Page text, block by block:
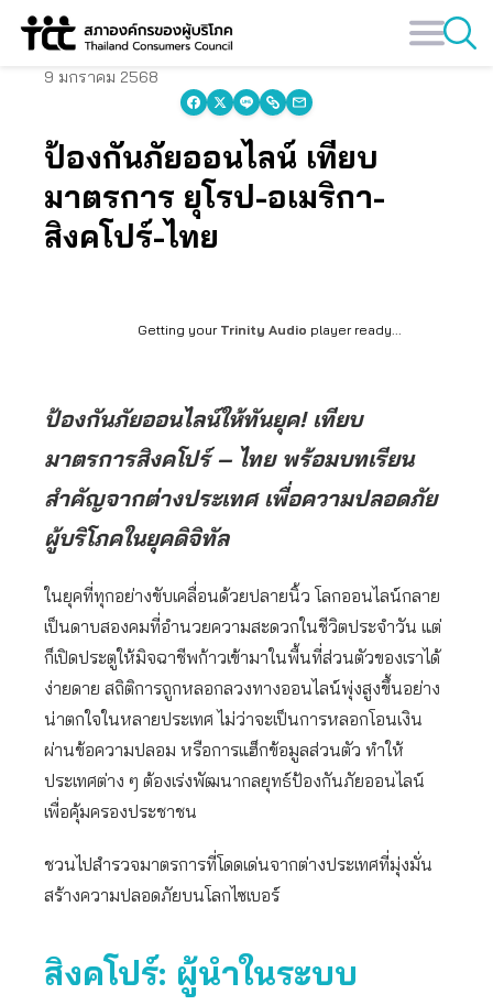
Skip
9 มกราคม 2568
ป้องกันภัยออนไลน์ เทียบ
มาตรการ ยุโรป-อเมริกา-
สิงคโปร์-ไทย
Getting your Trinity Audio player ready...
ป้องกันภัยออนไลน์ให้ทันยุค! เทียบ
มาตรการสิงคโปร์ – ไทย พร้อมบทเรียน
สำคัญจากต่างประเทศ เพื่อความปลอดภัย
ผู้บริโภคในยุคดิจิทัล
ในยุคที่ทุกอย่างขับเคลื่อนด้วยปลายนิ้ว โลกออนไลน์กลาย
เป็นดาบสองคมที่อำนวยความสะดวกในชีวิตประจำวัน แต่
ก็เปิดประตูให้มิจฉาชีพก้าวเข้ามาในพื้นที่ส่วนตัวของเราได้
ง่ายดาย สถิติการถูกหลอกลวงทางออนไลน์พุ่งสูงขึ้นอย่าง
น่าตกใจในหลายประเทศ ไม่ว่าจะเป็นการหลอกโอนเงิน
ผ่านข้อความปลอม หรือการแฮ็กข้อมูลส่วนตัว ทำให้
ประเทศต่าง ๆ ต้องเร่งพัฒนากลยุทธ์ป้องกันภัยออนไลน์
เพื่อคุ้มครองประชาชน
ชวนไปสำรวจมาตรการที่โดดเด่นจากต่างประเทศที่มุ่งมั่น
สร้างความปลอดภัยบนโลกไซเบอร์
สิงคโปร์: ผู้นำในระบบ